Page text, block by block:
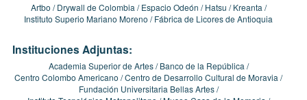
Artbo Drywall de Colombia Espacio Odeón Hatsu
Kreanta
Instituto Superio Mariano Moreno
Fábrica de Licores de Antioquia
Instituciones Adjuntas:
Academia Superior de Artes
Banco de la República
Centro Colombo Americano Centro de Desarrollo Cultural de Moravia
Fundación Universitaria Bellas Artes